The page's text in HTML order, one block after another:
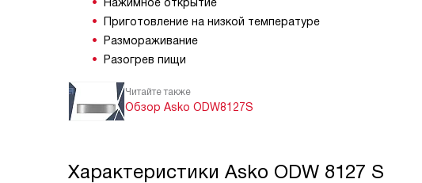
Приготовление на низкой температуре
Размораживание
Разогрев пищи
Читайте также
Обзор Asko ODW8127S
Характеристики Asko ODW 8127 S